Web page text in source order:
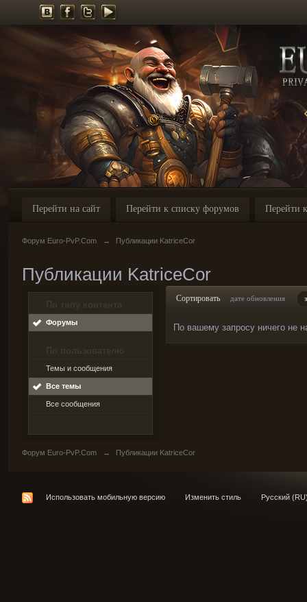
Перейти на сайт Перейти к списку форумов Перейти
Форум Euro-PvP.Com → Публикации KatriceCor
Публикации KatriceCor
По типу контента
Форумы
По пользователю
Темы и сообщения
Все темы
Все сообщения
Сортировать дате обновления
По вашему запросу ничего не
Форум Euro-PvP.Com → Публикации KatriceCor
Использовать мобильную версию Изменить стиль Русский